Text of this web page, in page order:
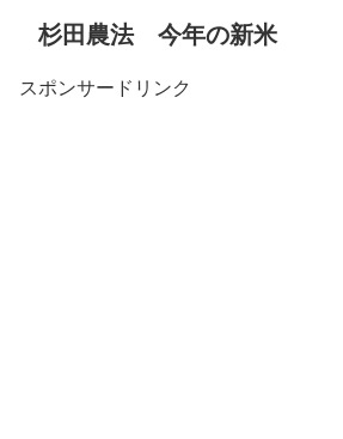
杉田農法 今年の新米
スポンサードリンク